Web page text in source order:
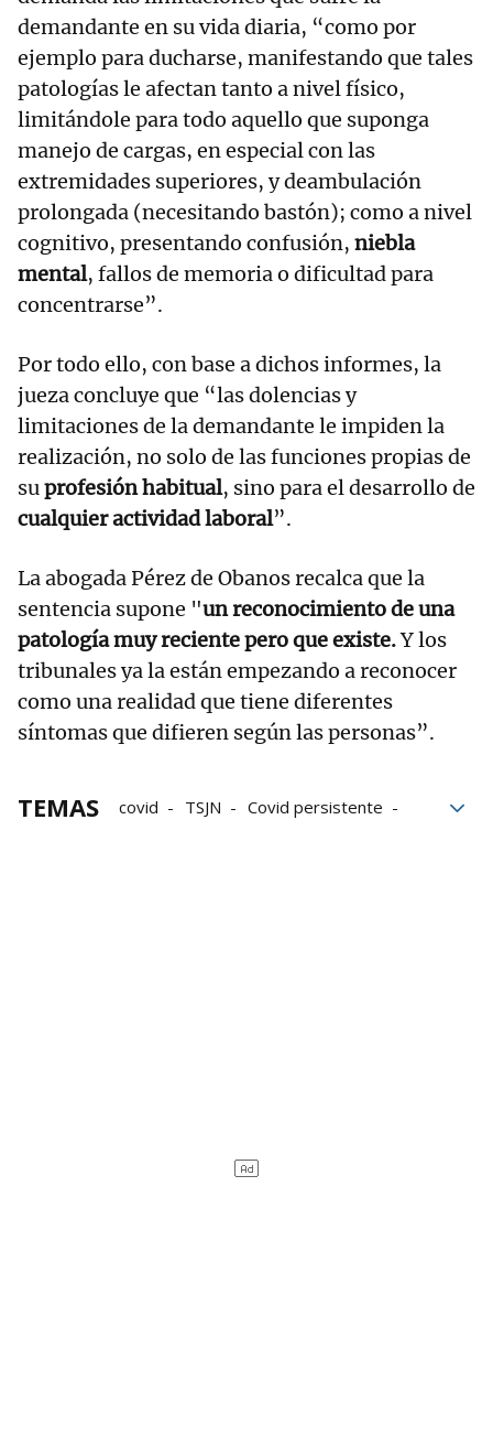
demandante en su vida diaria, “como por
ejemplo para ducharse, manifestando que tales
patologías le afectan tanto a nivel físico,
limitándole para todo aquello que suponga
manejo de cargas, en especial con las
extremidades superiores, y deambulación
prolongada (necesitando bastón); como a nivel
cognitivo, presentando confusión, niebla
mental, fallos de memoria o dificultad para
concentrarse”.
Por todo ello, con base a dichos informes, la
jueza concluye que “las dolencias y
limitaciones de la demandante le impiden la
realización, no solo de las funciones propias de
suprofesión habitual, sino para el desarrollo de
cualquier actividad laboral”.
La abogada Pérez de Obanos recalca que la
sentencia supone "un reconocimiento de una
patología muy reciente pero que existe.Y los
tribunales ya la están empezando a reconocer
como una realidad que tiene diferentes
síntomas que difieren según las personas”.
TEMAS covid TSJN
Covid persistente